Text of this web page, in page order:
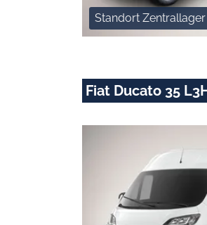
Standort Zentrallager
Fiat Ducato 35